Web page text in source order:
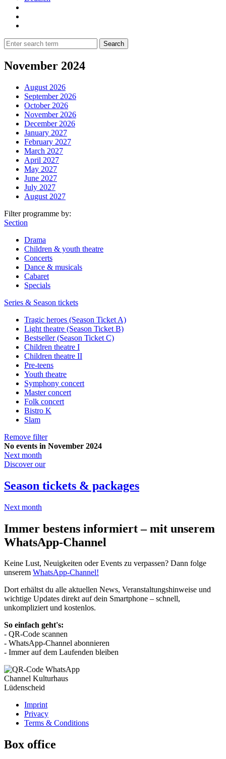
November 2024
August 2026
September 2026
October 2026
November 2026
December 2026
January 2027
February 2027
March 2027
April 2027
May 2027
June 2027
July 2027
August 2027
Filter programme by:
Section
Drama
Children & youth theatre
Concerts
Dance & musicals
Cabaret
Specials
Series & Season tickets
Tragic heroes (Season Ticket A)
Light theatre (Season Ticket B)
Bestseller (Season Ticket C)
Children theatre I
Children theatre II
Pre-teens
Youth theatre
Symphony concert
Master concert
Folk concert
Bistro K
Slam
Remove filter
No events in November 2024
Next month
Discover our
Season tickets & packages
Next month
Immer bestens informiert – mit unserem
WhatsApp-Channel
Keine Lust, Neuigkeiten oder Events zu verpassen? Dann folge
unserem WhatsApp-Channel!
Dort erhältst du alle aktuellen News, Veranstaltungshinweise und
wichtige Updates direkt auf dein Smartphone – schnell,
unkompliziert und kostenlos.
So einfach geht's:
- QR-Code scannen
- WhatsApp-Channel abonnieren
- Immer auf dem Laufenden bleiben
Imprint
Privacy
Terms & Conditions
Box office